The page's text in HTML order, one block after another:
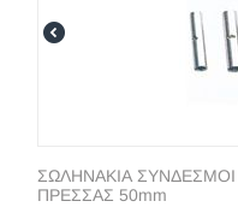
ΣΩΛΗΝΑΚΙΑ ΣΥΝΔΕΣΜΟΙ
ΠΡΕΣΣΑΣ 50mm